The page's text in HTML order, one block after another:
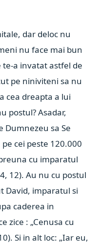
dar deloc nu
nu face mai bun
a invatat astfel de
pe niniviteni sa nu
cea dreapta a lui
postul? Asadar,
Dumnezeu sa Se
cei peste 120.000
cu imparatul
12). Au nu cu postul
David, imparatul si
caderea in
zice : „Cenusa cu
Si in alt loc: „Iar eu,